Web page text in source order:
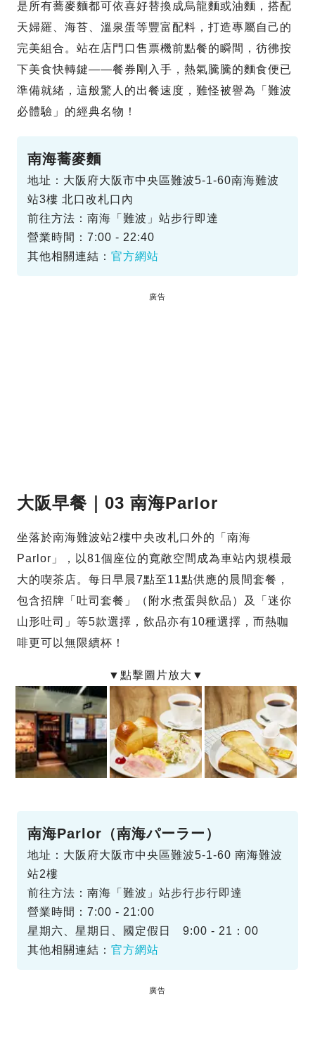
是所有蕎麥麵都可依喜好替換成烏龍麵或油麵，搭配
天婦羅、海苔、溫泉蛋等豐富配料，打造專屬自己的
完美組合。站在店門口售票機前點餐的瞬間，彷彿按
下美食快轉鍵——餐券剛入手，熱氣騰騰的麵食便已
準備就緒，這般驚人的出餐速度，難怪被譽為「難波
必體驗」的經典名物！
南海蕎麥麵
地址：大阪府大阪市中央區難波5-1-60南海難波
站3樓 北口改札口內
前往方法：南海「難波」站步行即達
營業時間：7:00 - 22:40
其他相關連結： 官方網站
廣告
大阪早餐｜03 南海Parlor
坐落於南海難波站2樓中央改札口外的「南海
Parlor」，以81個座位的寬敞空間成為車站內規模最
大的喫茶店。每日早晨7點至11點供應的晨間套餐，
包含招牌「吐司套餐」（附水煮蛋與飲品）及「迷你
山形吐司」等5款選擇，飲品亦有10種選擇，而熱咖
啡更可以無限續杯！
南海Parlor（南海パーラー）
地址：大阪府大阪市中央區難波5-1-60 南海難波
站2樓
前往方法：南海「難波」站步行步行即達
營業時間：7:00 - 21:00
星期六、星期日、國定假日 9:00 - 21：00
其他相關連結： 官方網站
廣告